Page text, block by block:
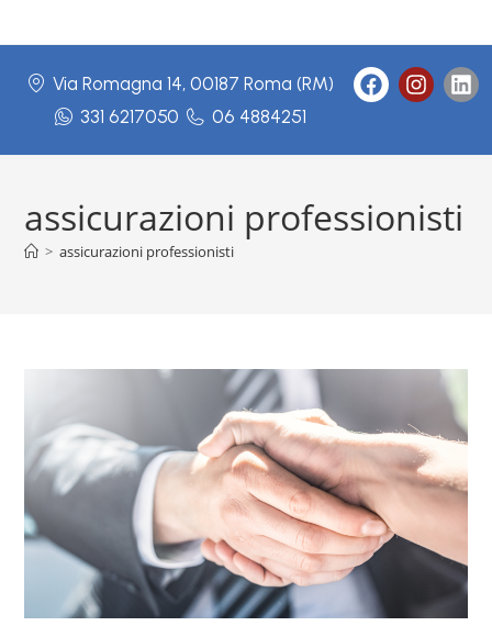
Via Romagna 14, 00187 Roma (RM)
331 6217050
06 4884251
assicurazioni professionisti
> assicurazioni professionisti